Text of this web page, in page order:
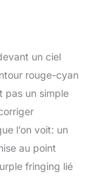
un ciel
rouge-cyan
pas un simple
l’on voit: un
au point
fringing lié